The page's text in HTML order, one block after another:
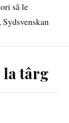
să le
la târg